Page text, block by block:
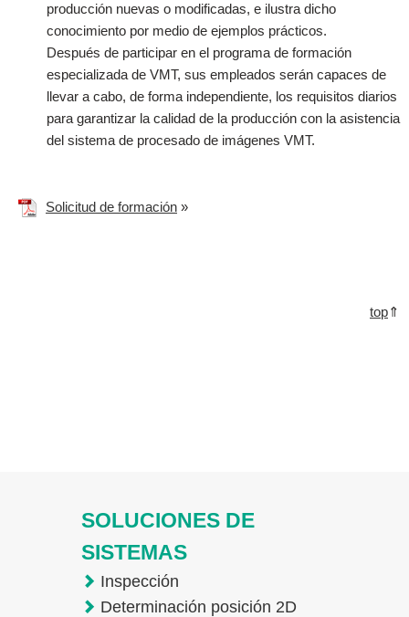
producción nuevas o modificadas, e ilustra dicho
conocimiento por medio de ejemplos prácticos.
Después de participar en el programa de formación
especializada de VMT, sus empleados serán capaces de
llevar a cabo, de forma independiente, los requisitos diarios
para garantizar la calidad de la producción con la asistencia
del sistema de procesado de imágenes VMT.
Solicitud de formación »
top⇑
SOLUCIONES DE
SISTEMAS
Inspección
Determinación posición 2D